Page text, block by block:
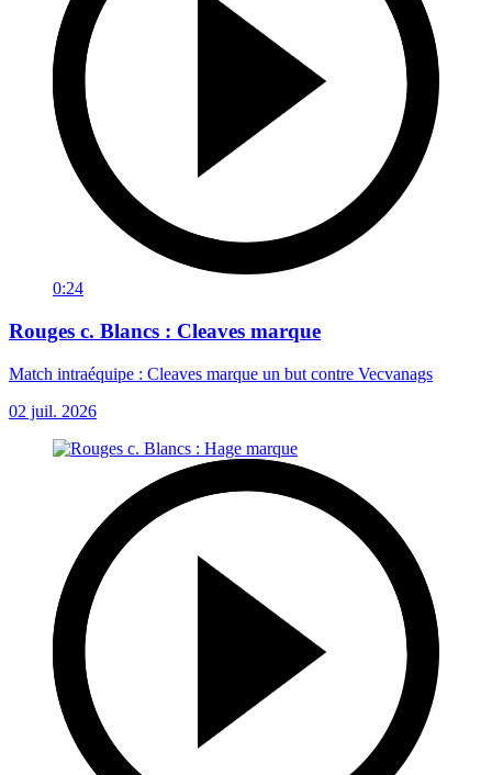
0:24
Rouges c. Blancs : Cleaves marque
Match intraéquipe : Cleaves marque un but contre Vecvanags
02 juil. 2026